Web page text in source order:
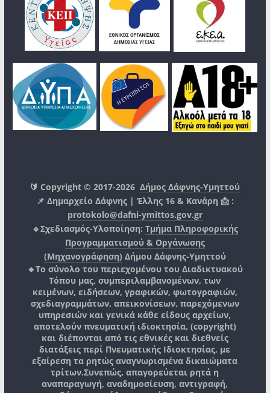
🔰 Copyright © 2017-2026Δήμος Δάφνης-Υμηττού
📌 Δημαρχείο Δάφνης | Έλλης 16 & Κανάρη 📩 :
protokolo@dafni-ymittos.gov.gr
🔹Σχεδιασμός-Υλοποίηση: Τμήμα Πληροφορικής
Προγραμματισμού & Οργάνωσης
(Μηχανογράφηση) Δήμου Δάφνης-Υμηττού
🔸Το σύνολο του περιεχομένου του Διαδικτυακού
Τόπου μας, συμπεριλαμβανομένων, των
κειμένων, ειδήσεων, γραφικών, φωτογραφιών,
σχεδιαγραμμάτων, απεικονίσεων, παρεχόμενων
υπηρεσιών και γενικά κάθε είδους αρχείων,
αποτελούν πνευματική ιδιοκτησία, (copyright)
και διέπονται από τις εθνικές και διεθνείς
διατάξεις περί Πνευματικής Ιδιοκτησίας, με
εξαίρεση τα ρητώς αναγνωρισμένα δικαιώματα
τρίτων.Συνεπώς, απαγορεύεται ρητά η
αναπαραγωγή, αναδημοσίευση, αντιγραφή,